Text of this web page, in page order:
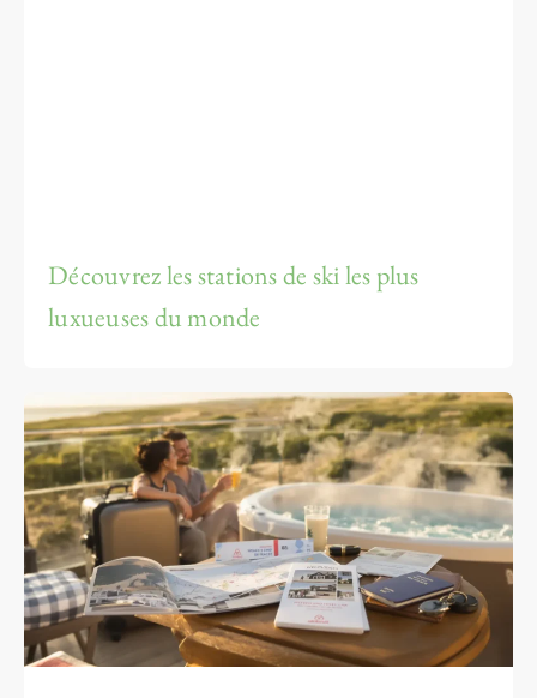
Découvrez les stations de ski les plus
luxueuses du monde